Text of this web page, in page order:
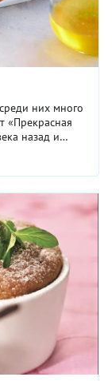
них много
«Прекрасная
назад и